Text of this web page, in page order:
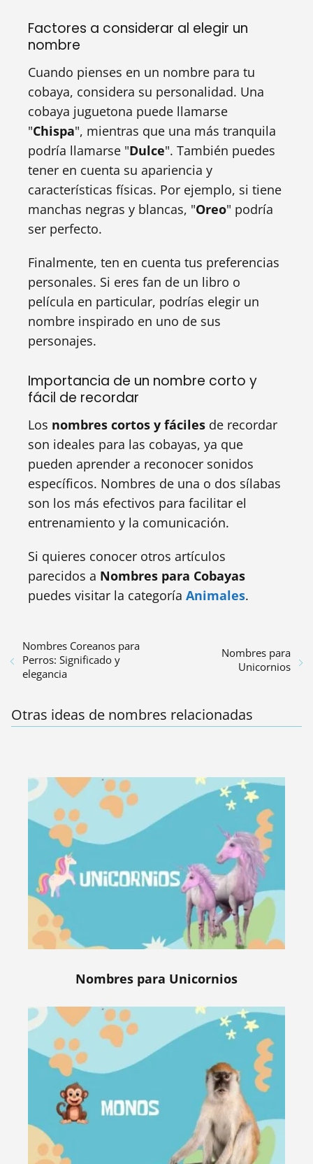
Factores a considerar al elegir un
nombre
Cuando pienses en un nombre para tu
cobaya, considera su personalidad. Una
cobaya juguetona puede llamarse
"Chispa", mientras que una más tranquila
podría llamarse "Dulce". También puedes
tener en cuenta su apariencia y
características físicas. Por ejemplo, si tiene
manchas negras y blancas, "Oreo" podría
ser perfecto.
Finalmente, ten en cuenta tus preferencias
personales. Si eres fan de un libro o
película en particular, podrías elegir un
nombre inspirado en uno de sus
personajes.
Importancia de un nombre corto y
fácil de recordar
Los nombres cortos y fáciles de recordar
son ideales para las cobayas, ya que
pueden aprender a reconocer sonidos
específicos. Nombres de una o dos sílabas
son los más efectivos para facilitar el
entrenamiento y la comunicación.
Si quieres conocer otros artículos
parecidos a Nombres para Cobayas
puedes visitar la categoría Animales.
Nombres Coreanos para
Perros: Significado y
elegancia
Nombres para
Unicornios
Otras ideas de nombres relacionadas
Nombres para Unicornios